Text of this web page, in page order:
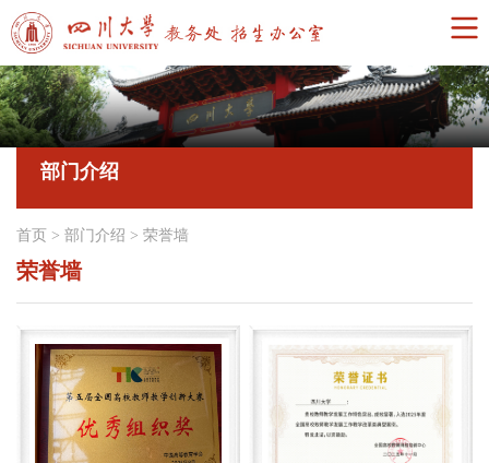
部门介绍
首页 > 部门介绍 > 荣誉墙
荣誉墙